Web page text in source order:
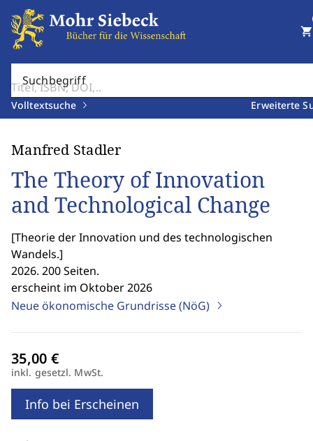
Suchbegriff
Volltextsuche Erweiterte
shopping_cart
Manfred Stadler
The Theory of Innovation
and Technological Change
[Theorie der Innovation und des technologischen
Wandels.]
2026. 200 Seiten.
erscheint im Oktober 2026
Neue ökonomische Grundrisse (NöG)
inkl. gesetzl. MwSt.
Info bei Erscheinen